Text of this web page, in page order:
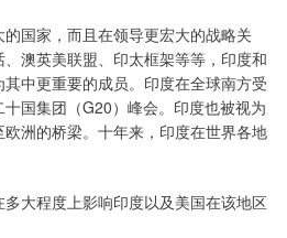
国家，而且在领导更宏大的战略关
澳英美联盟、印太框架等等，印度和
中更重要的成员。印度在全球南方受
国集团（G20）峰会。印度也被视为
洲的桥梁。十年来，印度在世界各地
大程度上影响印度以及美国在该地区